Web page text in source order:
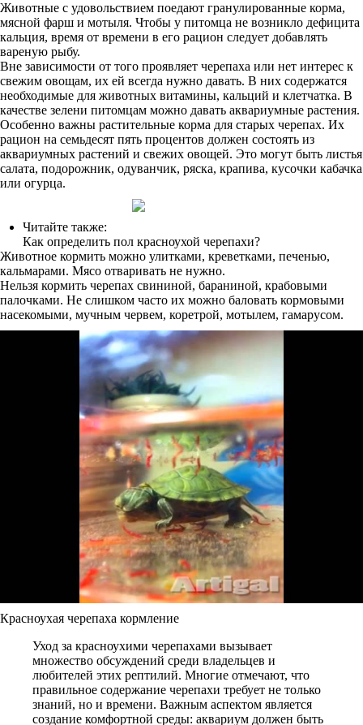
Животные с удовольствием поедают гранулированные корма,
мясной фарш и мотыля. Чтобы у питомца не возникло дефицита
кальция, время от времени в его рацион следует добавлять
вареную рыбу.
Вне зависимости от того проявляет черепаха или нет интерес к
свежим овощам, их ей всегда нужно давать. В них содержатся
необходимые для животных витамины, кальций и клетчатка. В
качестве зелени питомцам можно давать аквариумные растения.
Особенно важны растительные корма для старых черепах. Их
рацион на семьдесят пять процентов должен состоять из
аквариумных растений и свежих овощей. Это могут быть листья
салата, подорожник, одуванчик, ряска, крапива, кусочки кабачка
или огурца.
Читайте также:
Как определить пол красноухой черепахи?
Животное кормить можно улитками, креветками, печенью,
кальмарами. Мясо отваривать не нужно.
Нельзя кормить черепах свининой, бараниной, крабовыми
палочками. Не слишком часто их можно баловать кормовыми
насекомыми, мучным червем, коретрой, мотылем, гамарусом.
Красноухая черепаха кормление
Уход за красноухими черепахами вызывает
множество обсуждений среди владельцев и
любителей этих рептилий. Многие отмечают, что
правильное содержание черепахи требует не только
знаний, но и времени. Важным аспектом является
создание комфортной среды: аквариум должен быть